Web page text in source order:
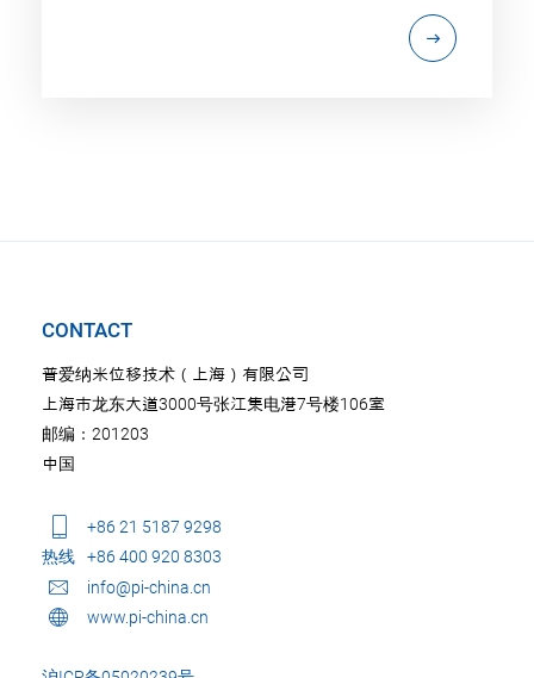
CONTACT
普爱纳米位移技术（上海）有限公司
上海市龙东大道3000号张江集电港7号楼106室
邮编：201203
中国
+86 21 5187 9298
热线
+86 400 920 8303
info@pi-china.cn
www.pi-china.cn